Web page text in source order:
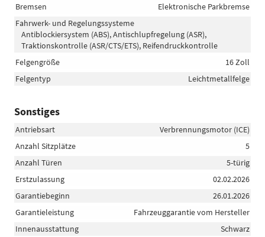
Bremsen
Elektronische Parkbremse
Fahrwerk- und Regelungssysteme
Antiblockiersystem (ABS), Antischlupfregelung (ASR),
Traktionskontrolle (ASR/CTS/ETS), Reifendruckkontrolle
Felgengröße
16 Zoll
Felgentyp
Leichtmetallfelge
Sonstiges
Antriebsart
Verbrennungsmotor (ICE)
Anzahl Sitzplätze
5
Anzahl Türen
5-türig
Erstzulassung
02.02.2026
Garantiebeginn
26.01.2026
Garantieleistung
Fahrzeuggarantie vom Hersteller
Innenausstattung
Schwarz